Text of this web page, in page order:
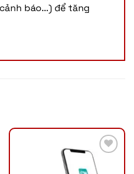
báo…) để tăng